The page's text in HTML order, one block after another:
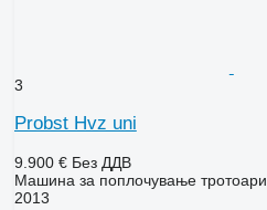
3
Probst Hvz uni
9.900 € Без ДДВ
Машина за поплочување тротоари
2013